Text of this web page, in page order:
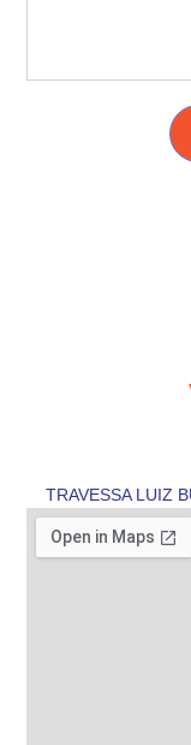
TRAVESSA LUIZ